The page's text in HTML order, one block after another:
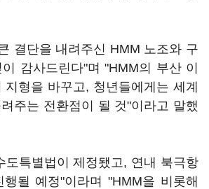
결단을 내려주신 HMM 노조와 구
감사드린다"며 "HMM의 부산 이
형을 바꾸고, 청년들에게는 세계
주는 전환점이 될 것"이라고 말했
도특별법이 제정됐고, 연내 북극항
될 예정"이라며 "HMM을 비롯해